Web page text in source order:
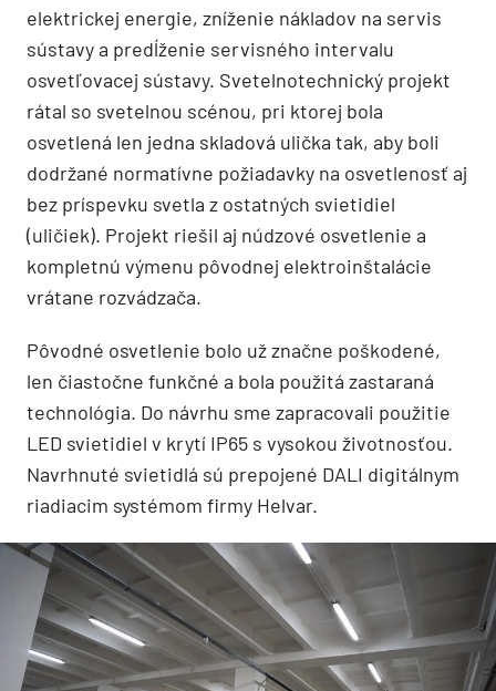
elektrickej energie, zníženie nákladov na servis
sústavy a predĺženie servisného intervalu
osvetľovacej sústavy. Svetelnotechnický projekt
rátal so svetelnou scénou, pri ktorej bola
osvetlená len jedna skladová ulička tak, aby boli
dodržané normatívne požiadavky na osvetlenosť aj
bez príspevku svetla z ostatných svietidiel
(uličiek). Projekt riešil aj núdzové osvetlenie a
kompletnú výmenu pôvodnej elektroinštalácie
vrátane rozvádzača.
Pôvodné osvetlenie bolo už značne poškodené,
len čiastočne funkčné a bola použitá zastaraná
technológia. Do návrhu sme zapracovali použitie
LED svietidiel v krytí IP65 s vysokou životnosťou.
Navrhnuté svietidlá sú prepojené DALI digitálnym
riadiacim systémom firmy Helvar.